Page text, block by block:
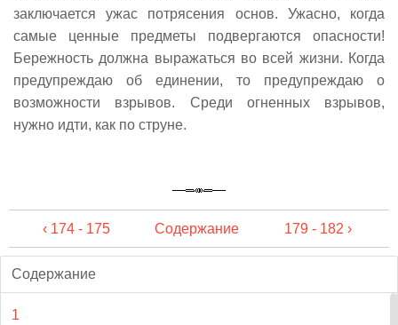
заключается ужас потрясения основ. Ужасно, когда
самые ценные предметы подвергаются опасности!
Бережность должна выражаться во всей жизни. Когда
предупреждаю об единении, то предупреждаю о
возможности взрывов. Среди огненных взрывов,
нужно идти, как по струне.
‹ 174 - 175 Содержание 179 - 182 ›
Содержание
1